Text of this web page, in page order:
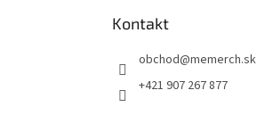
Kontakt
obchod@memerch.sk
+421 907 267 877